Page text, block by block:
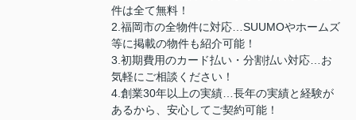
件は全て無料！
2.福岡市の全物件に対応…SUUMOやホームズ
等に掲載の物件も紹介可能！
3.初期費用のカード払い・分割払い対応…お
気軽にご相談ください！
4.創業30年以上の実績…長年の実績と経験が
あるから、安心してご契約可能！